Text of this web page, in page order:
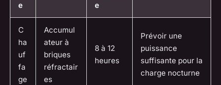
e
e
C
ha
uf
fa
ge
Accumul
ateur à
briques
réfractair
es
8 à 12
heures
Prévoir une
puissance
suffisante pour la
charge nocturne